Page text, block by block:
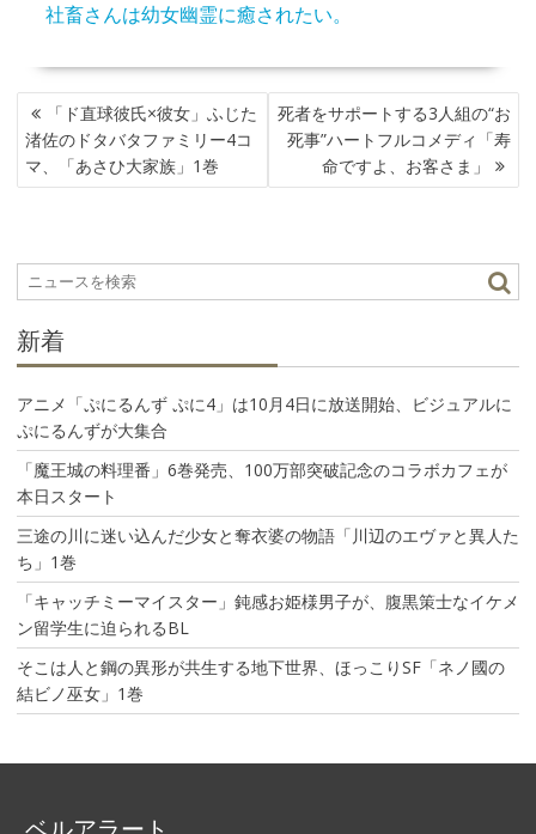
社畜さんは幼女幽霊に癒されたい。
投
稿
ナ
ビ
シ
ョ
「ド直球彼氏×彼女」ふじた
渚佐のドタバタファミリー4コ
マ、「あさひ大家族」1巻
死者をサポートする3人組の“お
死事”ハートフルコメディ「寿
命ですよ、お客さま」
新着
アニメ「ぷにるんず ぷに4」は10月4日に放送開始、ビジュアルに
ぷにるんずが大集合
「魔王城の料理番」6巻発売、100万部突破記念のコラボカフェが
本日スタート
三途の川に迷い込んだ少女と奪衣婆の物語「川辺のエヴァと異人た
ち」1巻
「キャッチミーマイスター」鈍感お姫様男子が、腹黒策士なイケメ
ン留学生に迫られるBL
そこは人と鋼の異形が共生する地下世界、ほっこりSF「ネノ國の
結ビノ巫女」1巻
ベルアラート